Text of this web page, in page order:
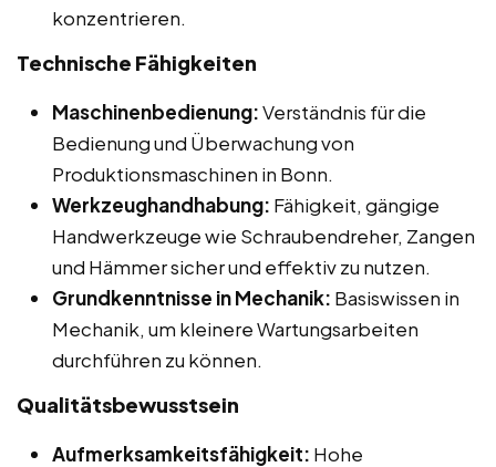
konzentrieren.
Technische Fähigkeiten
Maschinenbedienung:Verständnis für die
Bedienung und Überwachung von
Produktionsmaschinen in Bonn.
Werkzeughandhabung: Fähigkeit, gängige
Handwerkzeuge wie Schraubendreher, Zangen
und Hämmer sicher und effektiv zu nutzen.
Grundkenntnisse in Mechanik: Basiswissen in
Mechanik, um kleinere Wartungsarbeiten
durchführen zu können.
Qualitätsbewusstsein
Aufmerksamkeitsfähigkeit: Hohe